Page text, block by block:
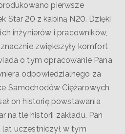
pierwsze
Star 20 z kabiną N20. Dzięki
inżynierów i pracowników,
zwiększyły komfort
o tym opracowanie Pana
odpowiedzialnego za
Samochodów Ciężarowych
on historię powstawania
na tle historii zakładu. Pan
lat uczestniczył w tym